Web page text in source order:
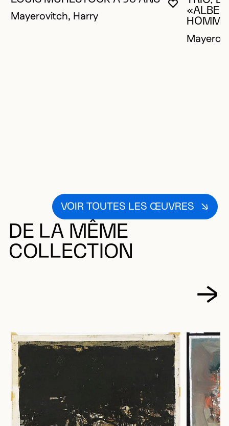
VOUS
FERMER
OUVRIR LA
Mayerovitch, Harry
VOIR TOUTES LES ŒUVRES
DE LA MÊME
COLLECTION